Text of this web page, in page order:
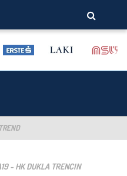
- HK DUKLA TRENCIN